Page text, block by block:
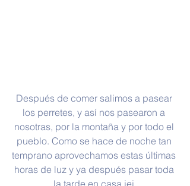
Después de comer salimos a pasear
los perretes, y así nos pasearon a
nosotras, por la montaña y por todo el
pueblo. Como se hace de noche tan
temprano aprovechamos estas últimas
horas de luz y ya después pasar toda